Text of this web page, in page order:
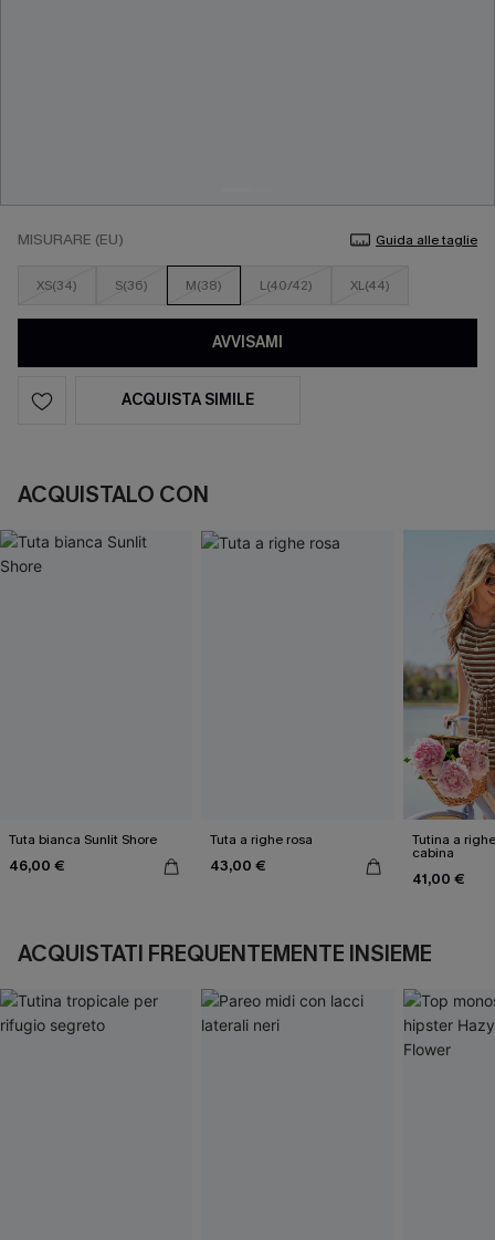
MISURARE (EU) Guida alle taglie
XS(34) S(36) M(38) L(40/42) XL(44)
AVVISAMI
ACQUISTA SIMILE
ACQUISTALO CON
Tuta bianca Sunlit Shore
46,00 €
Tuta a righe rosa
43,00 €
Tutina a
cabina
41,00 €
ACQUISTATI FREQUENTEMENTE INSIEME